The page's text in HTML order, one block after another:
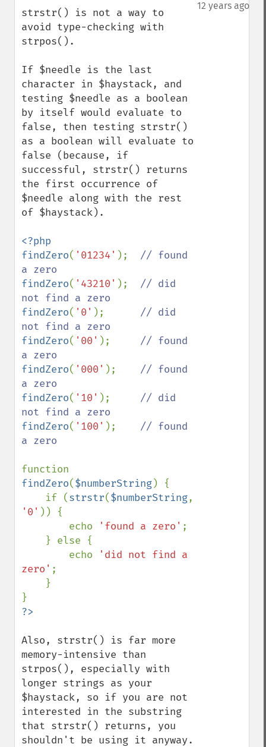
12 years ago
strstr() is not a way to
avoid type-checking with
strpos().
If $needle is the last
character in $haystack, and
testing $needle as a boolean
by itself would evaluate to
false, then testing strstr()
as a boolean will evaluate to
false (because, if
successful, strstr() returns
the first occurrence of
$needle along with the rest
of $haystack).
<?php
findZero( '01234' ); // found
findZero( '43210' ); // did
findZero( '0' ); // did
findZero( '00' ); // found
findZero( '000' ); // found
findZero( '10' ); // did
findZero( '100' ); // found
a zero
findZero($numberString) {
    if (
strstr($numberString
'0' )) {
        echo
'found a zero' ;
        echo
'did not find a
zero' ;
Also, strstr() is far more
memory-intensive than
strpos(), especially with
longer strings as your
$haystack, so if you are not
interested in the substring
that strstr() returns, you
shouldn't be using it anyway.